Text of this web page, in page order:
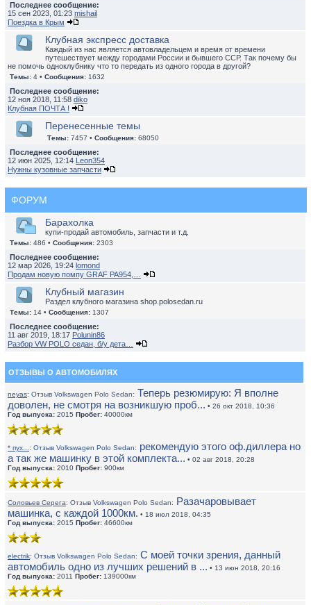
Последнее сообщение:
15 сен 2023, 01:23 mishail
Поездка в Крым
Клубная экспресс доставка
Каждый из нас является автовладельцем и время от времени
путешествует между городами России и бывшего ССР. Так почему бы
не помочь одноклубнику что то передать из одного города в другой?
Темы: 4 • Сообщения: 1632
Последнее сообщение:
12 ноя 2018, 11:58 diko
Клубная ПОЧТА !
Перенесенные темы
Темы: 7457 • Сообщения: 68050
Последнее сообщение:
12 июн 2025, 12:14 Leon354
Нужны кузовные запчасти
ФОРУМ
Барахолка
купи-продай автомобиль, запчасти и т.д.
Темы: 486 • Сообщения: 2303
Последнее сообщение:
12 мар 2026, 19:24 lomond
Продам новую помпу GRAF PA954,…
Клубный магазин
Раздел клубного магазина shop.polosedan.ru
Темы: 14 • Сообщения: 1307
Последнее сообщение:
11 авг 2019, 18:17 Polunin86
Разбор VW POLO седан, б/у дета…
ОТЗЫВЫ О АВТОМОБИЛЯХ
neyas: Отзыв Volkswagen Polo Sedan: Теперь резюмирую: Я вполне
доволен, не смотря на возникшую проб... • 26 окт 2018, 10:36
Год выпуска: 2015 Пробег: 40000км
* пух... : Отзыв Volkswagen Polo Sedan: рекомендую этого оф.диллера но
а так же машинку в этой комплекта... • 02 авг 2018, 20:28
Год выпуска: 2010 Пробег: 900км
Соловьев Серега: Отзыв Volkswagen Polo Sedan: Разачаровывает
машинка, с каждой 1000км. • 18 июл 2018, 04:35
Год выпуска: 2015 Пробег: 46600км
electrik: Отзыв Volkswagen Polo Sedan: С моей точки зрения, данный
автомобиль одно из лучших решений в ... • 13 июн 2018, 20:16
Год выпуска: 2011 Пробег: 139000км